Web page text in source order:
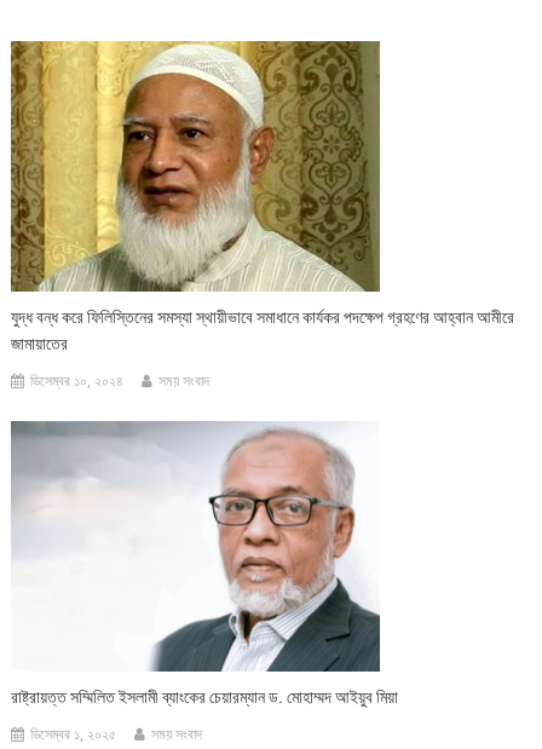
যুদ্ধ বন্ধ করে ফিলিস্তিনের সমস্যা স্থায়ীভাবে সমাধানে কার্যকর পদক্ষেপ গ্রহণের আহ্বান আমীরে
জামায়াতের
ডিসেম্বর ১০, ২০২৪ সময় সংবাদ
রাষ্ট্রায়ত্ত সম্মিলিত ইসলামী ব্যাংকের চেয়ারম্যান ড. মোহাম্মদ আইয়ুব মিয়া
ডিসেম্বর ১, ২০২৫ সময় সংবাদ